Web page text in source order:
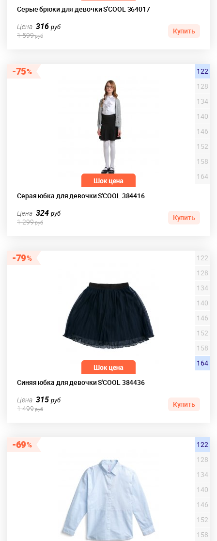
Серые брюки для девочки S'COOL 364017
Цена 316руб
1 599руб
Купить
75
Серая юбка для девочки S'COOL 384416
122
128
134
140
146
152
158
164
Цена 324руб
1 299руб
Купить
79
Синяя юбка для девочки S'COOL 384436
122
128
134
140
146
152
158
164
Цена 315руб
1 499руб
Купить
69
122
128
134
140
146
152
158